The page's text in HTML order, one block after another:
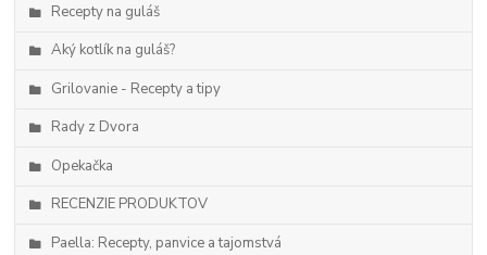
Recepty na guláš
Aký kotlík na guláš?
Grilovanie - Recepty a tipy
Rady z Dvora
Opekačka
RECENZIE PRODUKTOV
Paella: Recepty, panvice a tajomstvá